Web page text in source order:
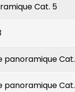
Komfort,
Cat. 5
panoramique
panoramique